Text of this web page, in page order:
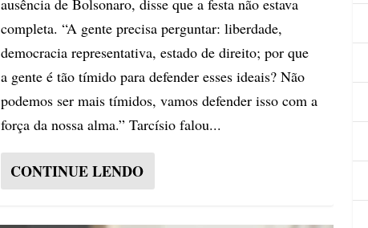
ausência de Bolsonaro, disse que a festa não estava
completa. “A gente precisa perguntar: liberdade,
democracia representativa, estado de direito; por que
a gente é tão tímido para defender esses ideais? Não
podemos ser mais tímidos, vamos defender isso com a
força da nossa alma.” Tarcísio falou...
CONTINUE LENDO